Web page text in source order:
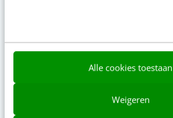
Alle cookies toestaan
Weigeren
gisteren· 4 min·
gewoon te veel